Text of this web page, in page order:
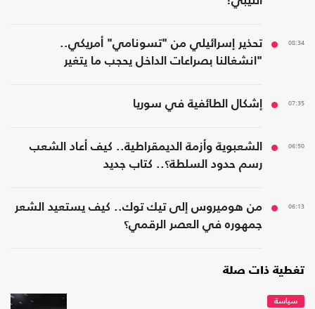
08:34
تحذير إسرائيلي من "تسونامي" أمريكي..
"انشغالنا بصراعات الداخل يحجب ما يتغير
07:35 إشكال الطائفية في سوريا
06:50
الشعبوية وأزمة الديمقراطية.. كيف أعاد الشعب
رسم حدود السلطة؟.. كتاب جديد
06:13
من هوميروس إلى تيك توك.. كيف يستعيد الشعر
جمهوره في العصر الرقمي؟
تغطية ذات صلة
سياسة